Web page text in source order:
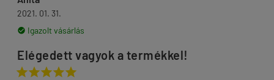
2021. 01. 31.
 Igazolt vásárlás
Elégedett vagyok a termékkel!
